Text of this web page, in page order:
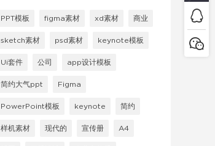
PPT模板 figma素材 xd素材 商业
sketch素材 psd素材 keynote模板
Ui套件 公司 app设计模板
简约大气ppt Figma
PowerPoint模板 keynote 简约
样机素材 现代的 宣传册 A4